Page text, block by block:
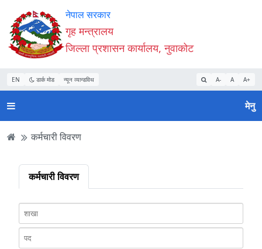
Accessibility
Mode
सुरु
गर्नुहोस्
सामाग्री
पढ्नुहाेस्
नेभिगेसन
पढ्नुहाेस्
वेबसाइट
खोजमा
जानुहोस्
नेपाल सरकार
गृह मन्त्रालय
जिल्ला प्रशासन कार्यालय, नुवाकोट
EN डार्क मोड न्यून व्यान्डविथ A- A A+
मेनु
कर्मचारी विवरण
कर्मचारी विवरण